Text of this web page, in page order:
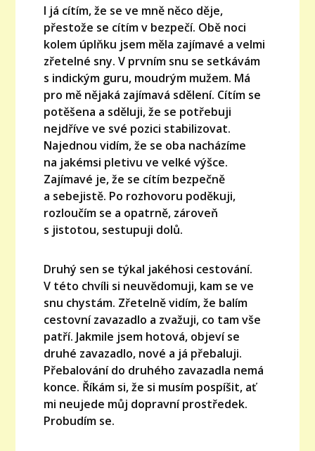
I já cítím, že se ve mně něco děje,
přestože se cítím v bezpečí. Obě noci
kolem úplňku jsem měla zajímavé a velmi
zřetelné sny. V prvním snu se setkávám
s indickým guru, moudrým mužem. Má
pro mě nějaká zajímavá sdělení. Cítím se
potěšena a sděluji, že se potřebuji
nejdříve ve své pozici stabilizovat.
Najednou vidím, že se oba nacházíme
na jakémsi pletivu ve velké výšce.
Zajímavé je, že se cítím bezpečně
a sebejistě. Po rozhovoru poděkuji,
rozloučím se a opatrně, zároveň
s jistotou, sestupuji dolů.
Druhý sen se týkal jakéhosi cestování.
V této chvíli si neuvědomuji, kam se ve
snu chystám. Zřetelně vidím, že balím
cestovní zavazadlo a zvažuji, co tam vše
patří. Jakmile jsem hotová, objeví se
druhé zavazadlo, nové a já přebaluji.
Přebalování do druhého zavazadla nemá
konce. Říkám si, že si musím pospíšit, ať
mi neujede můj dopravní prostředek.
Probudím se.